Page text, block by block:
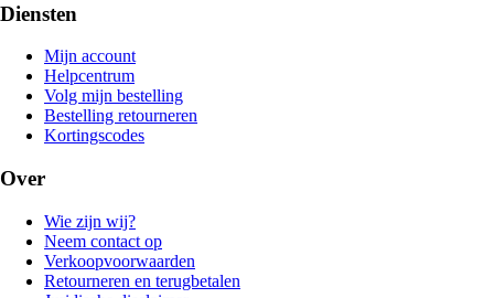
Diensten
Mijn account
Helpcentrum
Volg mijn bestelling
Bestelling retourneren
Kortingscodes
Over
Wie zijn wij?
Neem contact op
Verkoopvoorwaarden
Retourneren en terugbetalen